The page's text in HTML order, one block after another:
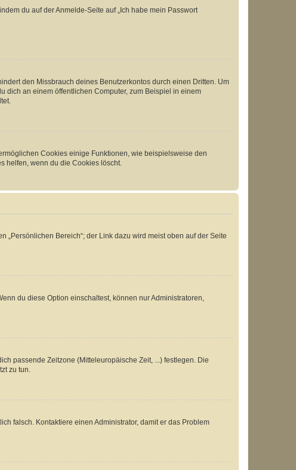
du auf der Anmelde-Seite auf „Ich habe mein Passwort
den Missbrauch deines Benutzerkontos durch einen Dritten. Um
dich an einem öffentlichen Computer, zum Beispiel in einem
Cookies einige Funktionen, wie beispielsweise den
helfen, wenn du die Cookies löscht.
Bereich“; der Link dazu wird meist oben auf der Seite
du diese Option einschaltest, können nur Administratoren,
passende Zeitzone (Mitteleuropäische Zeit, ...) festlegen. Die
zu tun.
falsch. Kontaktiere einen Administrator, damit er das Problem